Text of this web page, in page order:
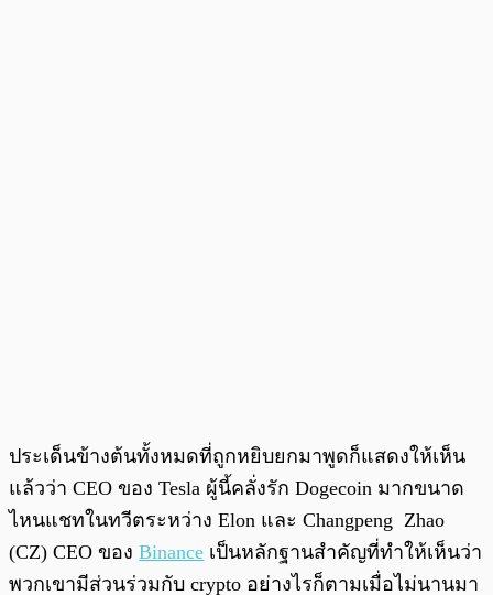
ประเด็นข้างต้นทั้งหมดที่ถูกหยิบยกมาพูดก็แสดงให้เห็น
แล้วว่า CEO ของ Tesla ผู้นี้คลั่งรัก Dogecoin มากขนาด
ไหนแชทในทวีตระหว่าง Elon และ Changpeng Zhao
(CZ) CEO ของ Binance เป็นหลักฐานสำคัญที่ทำให้เห็นว่า
พวกเขามีส่วนร่วมกับ crypto อย่างไรก็ตามเมื่อไม่นานมา